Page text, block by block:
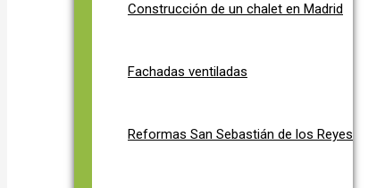
Construcción de un chalet en Madrid
Fachadas ventiladas
Reformas San Sebastián de los Reyes